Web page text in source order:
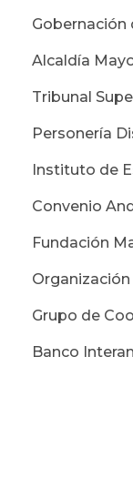
Gobernación
Alcaldía Mayor
Tribunal
Personería
Instituto de
Convenio
Fundación
Organización
Grupo de
Banco